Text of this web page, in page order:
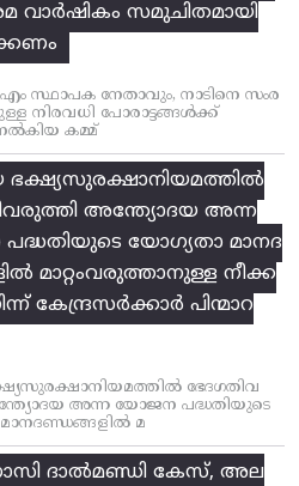
വാര്‍ഷികം സമുചിതമായി
സ്ഥാപക നേതാവും, നാടിനെ സംര
നിരവധി പോരാട്ടങ്ങള്‍ക്ക്‌
കമ്മ്
ഭക്ഷ്യസുരക്ഷാനിയമത്തിൽ
അന്ത്യോദയ അന്ന
യോഗ്യതാ മാനദ
മാറ്റംവരുത്താനുള്ള നീക്ക
കേന്ദ്രസർക്കാർ പിന്മാറ
ഭേദഗതിവ
അന്ന യോജന പദ്ധതിയുടെ
മ
ദാൽമണ്ഡി കേസ്, അല